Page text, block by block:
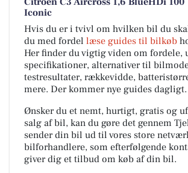
Iconic
Hvis du er i tvivl om hvilken bil du
du med fordel læse guides til bilkøb
Her finder du vigtig viden om fordele,
specifikationer, alternativer til
testresultater, rækkevidde,
mere. Der kommer nye guides dagligt.
Ønsker du et nemt, hurtigt, gratis og
salg af bil, kan du gøre det gennem
sender din bil ud til vores store
bilforhandlere, som efterfølgende
giver dig et tilbud om køb af din bil.